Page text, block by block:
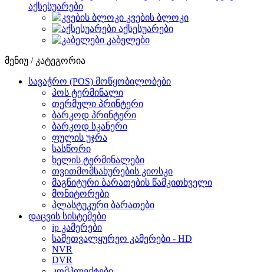
აქსესუარები
კვების ბლოკი
აქსესუარები
კაბელები
მენიუ / კატეგორია
სავაჭრო (POS) მოწყობილობები
პოს ტერმინალი
თერმული პრინტერი
ბარკოდ პრინტერი
ბარკოდ სკანერი
ფულის უჯრა
სასწორი
ხელის ტერმინალები
თვითმომსახურების კიოსკი
მაგნიტური ბარათების წამკითხველი
მონიტორები
პლასტუკური ბარათები
დაცვის სისტემები
ip კამერები
სამეთვალყურეო კამერები - HD
NVR
DVR